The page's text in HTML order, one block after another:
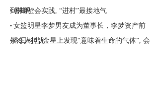
到来吗?
•暑期社会实践, “进村”最接地气
• 女篮明星李梦男友成为董事长，李梦资产前
景令人担忧
•今日科普|金星上发现“意味着生命的气体”, 会